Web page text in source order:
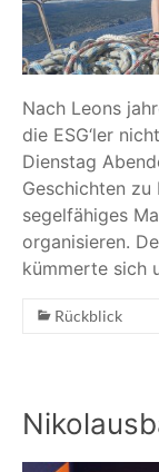
Nach Leons
die ESG‘ler
Dienstag
Geschichten
segelfähiges
organisieren.
kümmerte sich
Rückblick